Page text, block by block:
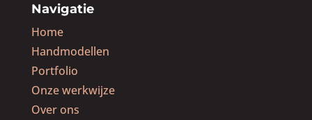
Navigatie
Home
Handmodellen
Portfolio
Onze werkwijze
Over ons